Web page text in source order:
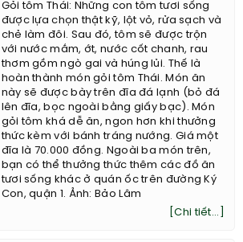
Gỏi tôm Thái: Những con tôm tươi sống
được lựa chọn thật kỹ, lột vỏ, rửa sạch và
chẻ làm đôi. Sau đó, tôm sẽ được trộn
với nước mắm, ớt, nước cốt chanh, rau
thơm gồm ngò gai và húng lủi. Thế là
hoàn thành món gỏi tôm Thái. Món ăn
này sẽ được bày trên đĩa đá lạnh (bỏ đá
lên đĩa, bọc ngoài bằng giấy bạc). Món
gỏi tôm khá dễ ăn, ngon hơn khi thưởng
thức kèm với bánh tráng nướng. Giá một
đĩa là 70.000 đồng. Ngoài ba món trên,
bạn có thể thưởng thức thêm các đồ ăn
tươi sống khác ở quán ốc trên đường Ký
Con, quận 1. Ảnh: Bảo Lâm
[Chi tiết...]